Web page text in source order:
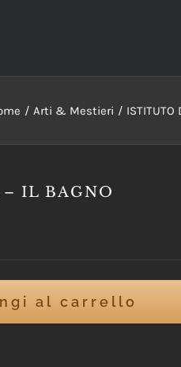
Arti & Mestieri ISTITUTO
IL BAGNO
al carrello